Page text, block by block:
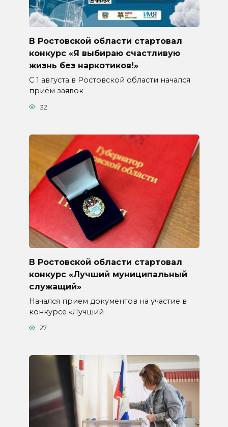
В Ростовской области стартовал
конкурс «Я выбираю счастливую
жизнь без наркотиков!»
С 1 августа в Ростовской области начался
приём заявок
32
В Ростовской области стартовал
конкурс «Лучший муниципальный
служащий»
Начался прием документов на участие в
конкурсе «Лучший
27